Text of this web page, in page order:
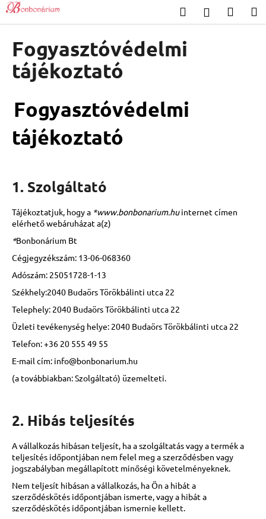
Ugrás
fő
Keresés Kosár
Fogyasztóvédelmi
tájékoztató
Fogyasztóvédelmi
tájékoztató
1. Szolgáltató
Tájékoztatjuk, hogy a *www.bonbonarium.huinternet címen
elérhető webáruházat a(z)
*Bonbonárium Bt
Cégjegyzékszám: 13-06-068360
Adószám: 25051728-1-13
Székhely:2040 Budaörs Törökbálinti utca 22
Telephely: 2040 Budaörs Törökbálinti utca 22
Üzleti tevékenység helye: 2040 Budaörs Törökbálinti utca 22
Telefon:+36 20 555 49 55
E-mail cím: info@bonbonarium.hu
(a továbbiakban: Szolgáltató) üzemelteti.
2. Hibás teljesítés
A vállalkozás hibásan teljesít, ha a szolgáltatás vagy a termék a
teljesítés időpontjában nem felel meg a szerződésben vagy
jogszabályban megállapított minőségi követelményeknek.
Nem teljesít hibásan a vállalkozás, ha Ön a hibát a
szerződéskötés időpontjában ismerte, vagy a hibát a
szerződéskötés időpontjában ismernie kellett.
K
o
Vissza
Vissza
M
i
k
e
r
?
j
á
n
j
u
GOLD
1
370
Ft